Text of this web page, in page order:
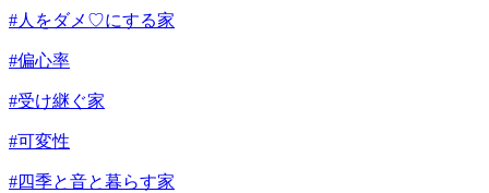
#人をダメ♡にする家
#偏心率
#受け継ぐ家
#可変性
#四季と音と暮らす家